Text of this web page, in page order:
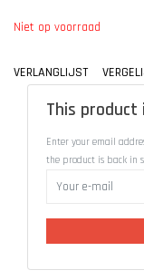
Niet op voorraad
VERLANGLIJST
This
Enter your email
the product is back in